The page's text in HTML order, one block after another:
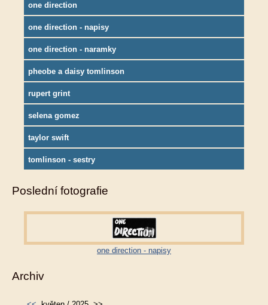
one direction
one direction - napisy
one direction - naramky
pheobe a daisy tomlinson
rupert grint
selena gomez
taylor swift
tomlinson - sestry
Poslední fotografie
one direction - napisy
Archiv